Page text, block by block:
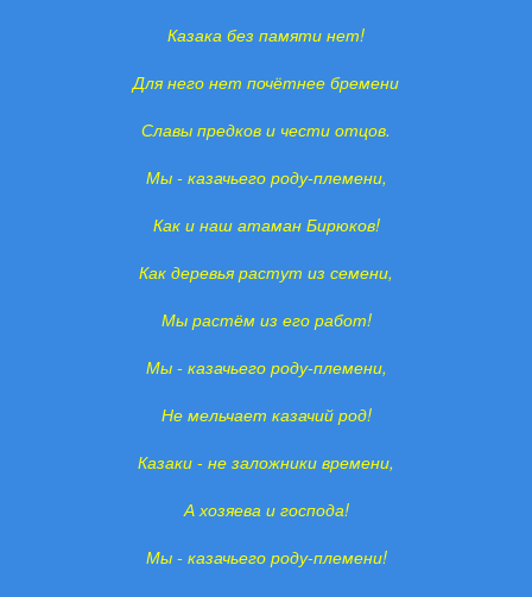
Казака без памяти нет!
Для него нет почётнее бремени
Славы предков и чести отцов.
Мы - казачьего роду-племени,
Как и наш атаман Бирюков!
Как деревья растут из семени,
Мы растём из его работ!
Мы - казачьего роду-племени,
Не мельчает казачий род!
Казаки - не заложники времени,
А хозяева и господа!
Мы - казачьего роду-племени!